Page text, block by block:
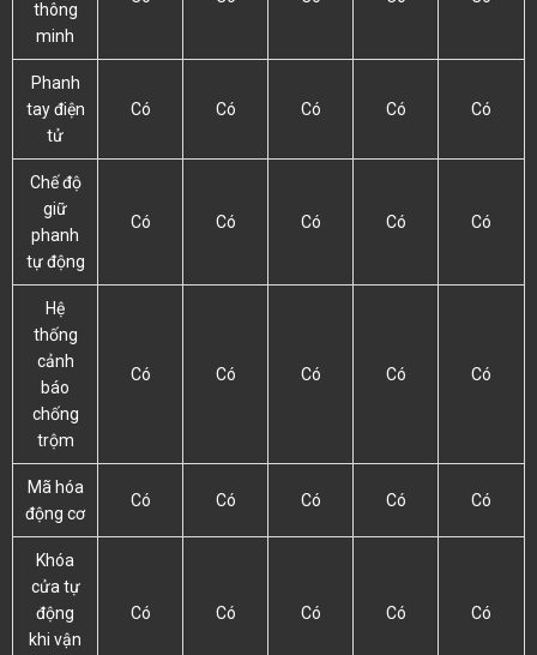
thông
minh
Phanh
tay điện
tử
Có Có Có Có Có
Chế độ
giữ
phanh
tự động
Có Có Có Có Có
Hệ
thống
cảnh
báo
chống
trộm
Có Có Có Có Có
Mã hóa
động cơ
Có Có Có Có Có
Khóa
cửa tự
động
khi vận
Có Có Có Có Có